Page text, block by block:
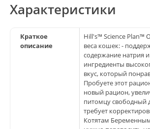
Характеристики
Краткое
описание
Hill's™ Science Plan™
веса кошек: -
содержание натрия
ингредиенты
вкус, который
Пробуете этот
новый рацион,
питомцу свободный
требует
Котятам